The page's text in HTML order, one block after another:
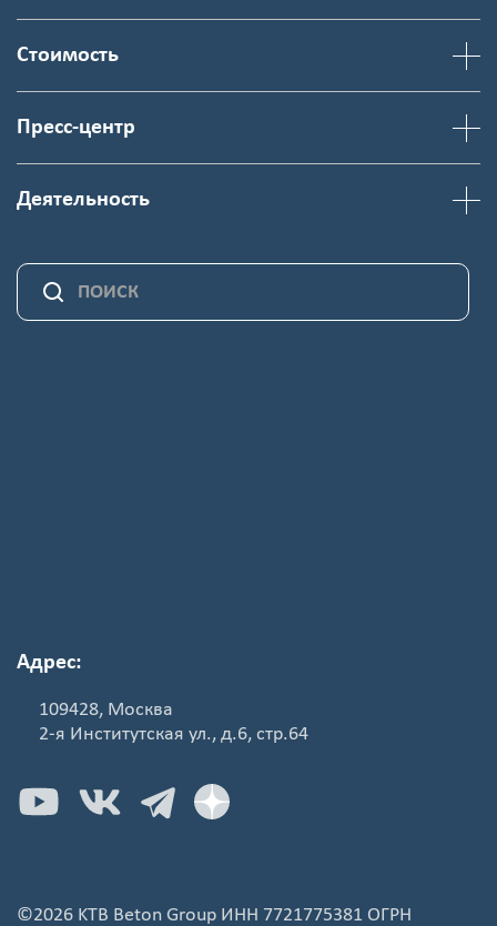
Стоимость
Пресс-центр
Деятельность
Адрес:
109428, Москва
2-я Институтская ул., д.6, стр.64
©2026 KTB Beton Group ИНН 7721775381 ОГРН